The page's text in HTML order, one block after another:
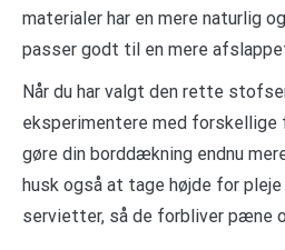
materialer har en mere naturlig
passer godt til en mere
Når du har valgt den rette
eksperimentere med
gøre din borddækning endnu
husk også at tage højde for
servietter, så de forbliver pæne